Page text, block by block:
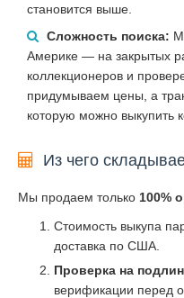
становится выше.
Сложность поиска:
Америке — на закрытых
коллекционеров и
придумываем цены, а
которую можно выкупить
Из чего
Мы продаем только 100%
Стоимость выкупа
доставка по США.
Проверка на
верификации перед